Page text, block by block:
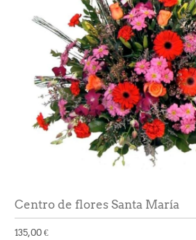
Centro de flores Santa María
135,00 €